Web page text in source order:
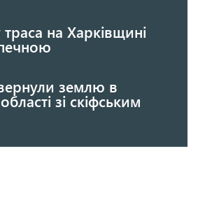
на Харківщині
землю в
зі скіфським